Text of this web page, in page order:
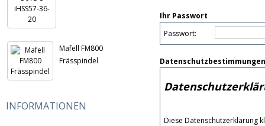
Mafell FM800
Frässpindel
INFORMATIONEN
Ihr Passwort
Passwort:
Diese Datenschutzerklärung